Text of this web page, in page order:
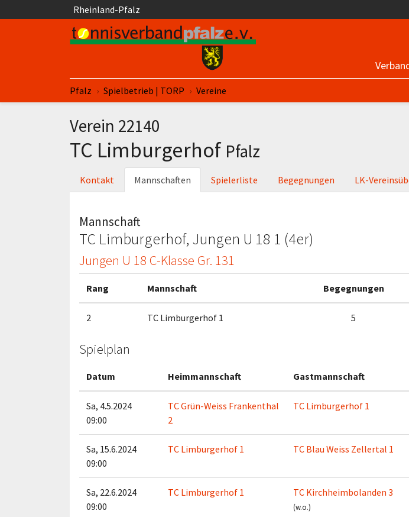
Springe zum SeiteninhaltRheinland-Pfalz
Sie sind hier:
Pfalz Spielbetrieb | TORP Vereine
Verein 22140
TC Limburgerhof Pfalz
Kontakt Mannschaften Spielerliste Begegnungen LK-
Mannschaft
TC Limburgerhof, Jungen U 18 1 (4er)
Jungen U 18 C-Klasse Gr. 131
Rang Mannschaft Begegnungen
2 TC Limburgerhof 1 5
Spielplan
Datum Heimmannschaft Gastmannschaft
Sa, 4.5.2024
09:00
TC Grün-Weiss Frankenthal
2
TC Limburgerhof 1
Sa, 15.6.2024
09:00
TC Limburgerhof 1 TC Blau Weiss Zellertal 1
Sa, 22.6.2024
09:00
TC Limburgerhof 1 TC Kirchheimbolanden 3
(w.o.)